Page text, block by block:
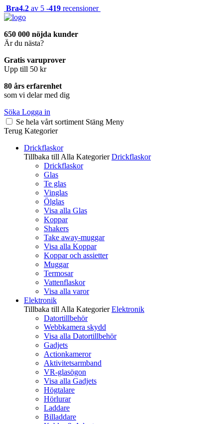
Bra4.2 av 5 -419 recensioner
650 000 nöjda kunder
Är du nästa?
Gratis varuprover
Upp till 50 kr
80 års erfarenhet
som vi delar med dig
Söka Logga in
Se hela vårt sortiment Stäng Meny
Terug Kategorier
Drickflaskor
Tillbaka till Alla Kategorier Drickflaskor
Drickflaskor
Glas
Te glas
Vinglas
Ölglas
Visa alla Glas
Koppar
Shakers
Take away-muggar
Visa alla Koppar
Koppar och assietter
Muggar
Termosar
Vattenflaskor
Visa alla varor
Elektronik
Tillbaka till Alla Kategorier Elektronik
Datortillbehör
Webbkamera skydd
Visa alla Datortillbehör
Gadjets
Actionkameror
Aktivitetsarmband
VR-glasögon
Visa alla Gadjets
Högtalare
Hörlurar
Laddare
Billaddare